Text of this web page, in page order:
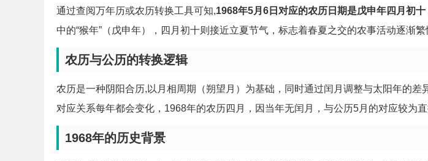
通过查阅万年历或农历转换工具可知,1968年5月6日对应的农历日期是戊申年四月初十
中的“猴年”（戊申年），四月初十则接近立夏节气，标志着春夏之交的农事活动逐渐繁
农历与公历的转换逻辑
农历是一种阴阳合历,以月相周期（朔望月）为基础，同时通过闰月调整与太阳年的差
对应关系每年都会变化，1968年的农历四月，因当年无闰月，与公历5月的对应较为直
1968年的历史背景